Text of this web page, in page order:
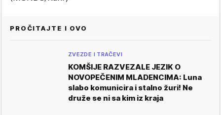
PROČITAJTE I OVO
ZVEZDE I TRAČEVI
KOMŠIJE RAZVEZALE JEZIK O
NOVOPEČENIM MLADENCIMA: Luna
slabo komunicira i stalno žuri! Ne
druže se ni sa kim iz kraja